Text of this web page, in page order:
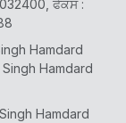
ਫੈਕਸ :
Hamdard
Hamdard
Hamdard